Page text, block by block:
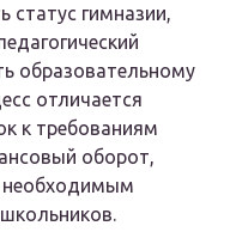
статус гимназии,
образовательному
отличается
к требованиям
оборот,
необходимым